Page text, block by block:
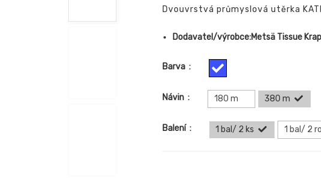
Dvouvrstvá průmyslová utěrka
Dodavatel/výrobce:Metsä Tissue
Barva :
Návin : 180 m 380 m
Balení : 1 bal/ 2 ks 1 bal/ 2